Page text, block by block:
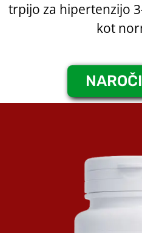
trpijo za hipertenzijo
kot